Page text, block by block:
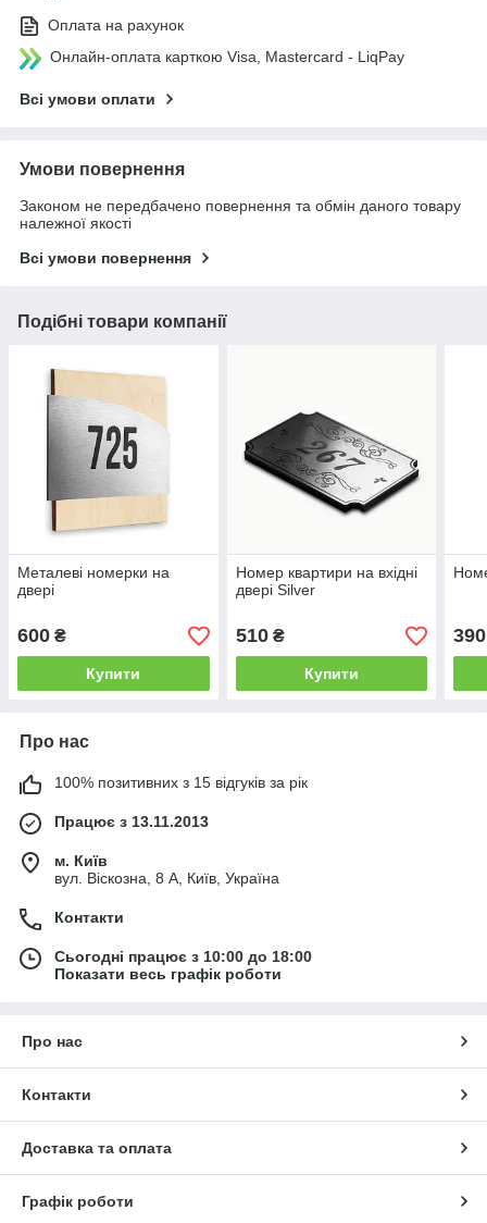
Оплата на рахунок
Онлайн-оплата карткою Visa, Mastercard - LiqPay
Всі умови оплати
Умови повернення
Законом не передбачено повернення та обмін даного товару
належної якості
Всі умови повернення
Подібні товари компанії
Металеві номерки на
двері
600 ₴
Купити
Номер квартири на вхідні
двері Silver
510₴
Купити
390
Про нас
100% позитивних з 15 відгуків за рік
Працює з 13.11.2013
м. Київ
вул. Віскозна, 8 А, Київ, Україна
Контакти
Сьогодні працює з 10:00 до 18:00
Показати весь графік роботи
Про нас
Контакти
Доставка та оплата
Графік роботи